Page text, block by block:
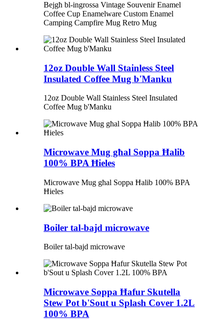
Bejgħ bl-ingrossa Vintage Souvenir Enamel
Coffee Cup Enamelware Custom Enamel
Camping Campfire Mug Retro Mug
12oz Double Wall Stainless Steel
Insulated Coffee Mug b'Manku
12oz Double Wall Stainless Steel Insulated
Coffee Mug b'Manku
Microwave Mug għal Soppa Ħalib
100% BPA Ħieles
Microwave Mug għal Soppa Ħalib 100% BPA
Ħieles
Boiler tal-bajd microwave
Boiler tal-bajd microwave
Microwave Soppa Ħafur Skutella
Stew Pot b'Sout u Splash Cover 1.2L
100% BPA